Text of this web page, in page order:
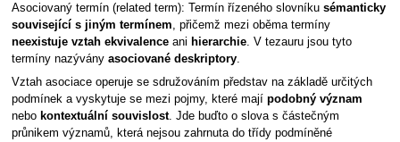
Skočit
na
navigaci
Skočit
na
vyhledávání
Asociovaný termín (related term): Termín řízeného slovníku sémanticky
související s jiným termínem, přičemž mezi oběma termíny
neexistuje vztah ekvivalenceani hierarchie. V tezauru jsou tyto
termíny nazývány asociované deskriptory.
Vztah asociace operuje se sdružováním představ na základě určitých
podmínek a vyskytuje se mezi pojmy, které mají podobný význam
nebo kontextuální souvislost. Jde buďto o slova s částečným
průnikem významů, která nejsou zahrnuta do třídy podmíněné